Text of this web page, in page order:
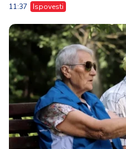
11:37 Ispovesti